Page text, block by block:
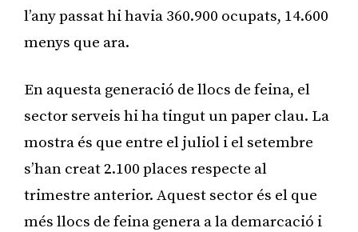
l’any passat hi havia 360.900 ocupats, 14.600
menys que ara.
En aquesta generació de llocs de feina, el
sector serveis hi ha tingut un paper clau. La
mostra és que entre el juliol i el setembre
s’han creat 2.100 places respecte al
trimestre anterior. Aquest sector és el que
més llocs de feina genera a la demarcació i